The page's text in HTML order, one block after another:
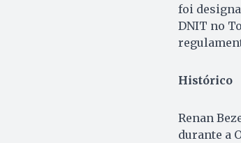
foi
DNIT no
Histórico
Renan
durante a